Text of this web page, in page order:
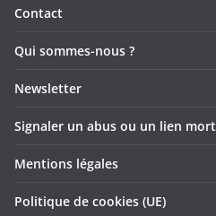
Contact
Qui sommes-nous ?
Newsletter
Signaler un abus ou un lien mort
Mentions légales
Politique de cookies (UE)